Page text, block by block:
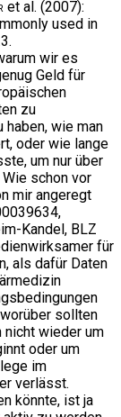
et al. (2007):
used in
wir es
Geld für
zu
wie man
oder wie lange
um nur über
schon vor
mir angeregt
Kandel, BLZ
für
als dafür Daten
sollten
nicht wieder um
oder um
im
verlässt.
könnte, ist ja